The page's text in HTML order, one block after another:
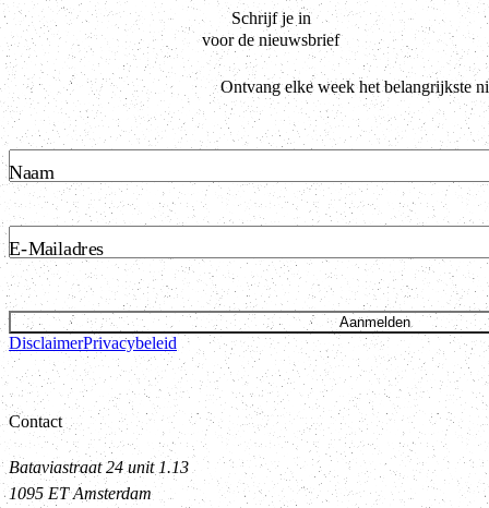
Schrijf je in
voor de nieuwsbrief
Ontvang elke week het belangrijkste
Naam
E-Mailadres
Aanmelden
DisclaimerPrivacybeleid
Contact
Bataviastraat 24 unit 1.13
1095 ET Amsterdam